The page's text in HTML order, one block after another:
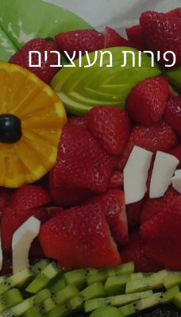
מעוצבים